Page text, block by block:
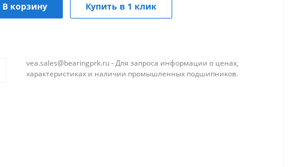
В корзину Купить в 1 клик
vea.sales@bearingprk.ru - Для запроса информации о ценах,
характеристиках и наличии промышленных подшипников.